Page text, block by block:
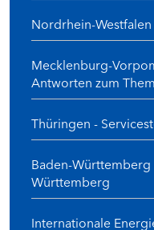
Nordrhein-
Mecklenburg-
Antworten zum
Thüringen -
Baden-
Württemberg
Internationale